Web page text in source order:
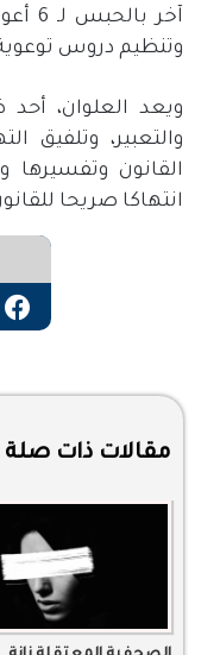
آخر بالحبس لـ
وتنظيم دروس
ويعد العلوان، أحد
والتعبير،
القانون
انتهاكا صريحا
مقالات ذات صلة